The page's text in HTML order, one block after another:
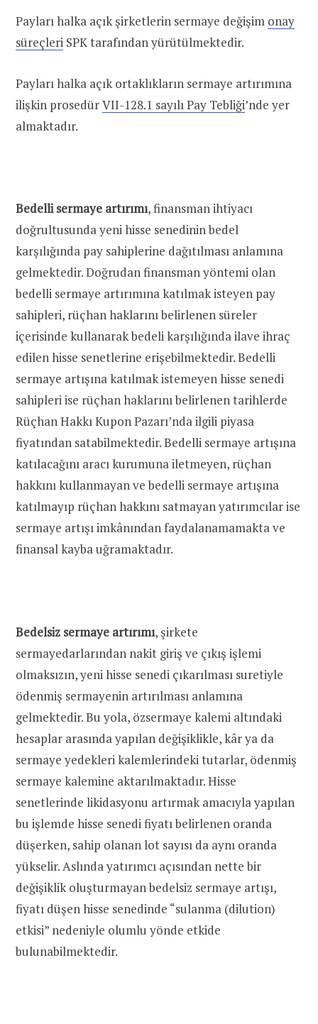
Payları halka açık şirketlerin sermaye değişim onay
süreçleri SPK tarafından yürütülmektedir.
Payları halka açık ortaklıkların sermaye artırımına
ilişkin prosedürVII-128.1 sayılı Pay Tebliği’nde yer
almaktadır.
Bedelli sermaye artırımı, finansman ihtiyacı
doğrultusunda yeni hisse senedinin bedel
karşılığında pay sahiplerine dağıtılması anlamına
gelmektedir. Doğrudan finansman yöntemi olan
bedelli sermaye artırımına katılmak isteyen pay
sahipleri, rüçhan haklarını belirlenen süreler
içerisinde kullanarak bedeli karşılığında ilave ihraç
edilen hisse senetlerine erişebilmektedir. Bedelli
sermaye artışına katılmak istemeyen hisse senedi
sahipleri ise rüçhan haklarını belirlenen tarihlerde
Rüçhan Hakkı Kupon Pazarı’nda ilgili piyasa
fiyatından satabilmektedir. Bedelli sermaye artışına
katılacağını aracı kurumuna iletmeyen, rüçhan
hakkını kullanmayan ve bedelli sermaye artışına
katılmayıp rüçhan hakkını satmayan yatırımcılar ise
sermaye artışı imkânından faydalanamamakta ve
finansal kayba uğramaktadır.
Bedelsiz sermaye artırımı, şirkete
sermayedarlarından nakit giriş ve çıkış işlemi
olmaksızın, yeni hisse senedi çıkarılması suretiyle
ödenmiş sermayenin artırılması anlamına
gelmektedir. Bu yola, özsermaye kalemi altındaki
hesaplar arasında yapılan değişiklikle, kâr ya da
sermaye yedekleri kalemlerindeki tutarlar, ödenmiş
sermaye kalemine aktarılmaktadır. Hisse
senetlerinde likidasyonu artırmak amacıyla yapılan
bu işlemde hisse senedi fiyatı belirlenen oranda
düşerken, sahip olanan lot sayısı da aynı oranda
yükselir. Aslında yatırımcı açısından nette bir
değişiklik oluşturmayan bedelsiz sermaye artışı,
fiyatı düşen hisse senedinde “sulanma (dilution)
etkisi” nedeniyle olumlu yönde etkide
bulunabilmektedir.